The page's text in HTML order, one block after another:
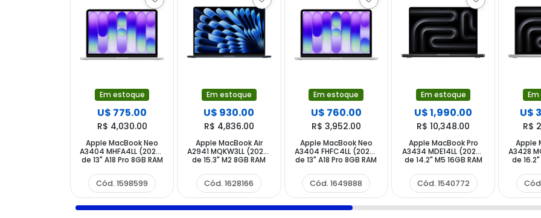
Em estoque
U$ 775.00
R$ 4,030.00
Apple MacBook Neo
A3404 MHFA4LL (2026)
de 13" A18 Pro 8GB RAM
Cód. 1598599
Em estoque
U$ 930.00
R$ 4,836.00
Apple MacBook Air
A2941 MQKW3LL (2023)
de 15.3" M2 8GB RAM
(Activado) (S Lacre)
Cód. 1628166
Em estoque
U$ 760.00
R$ 3,952.00
Apple MacBook Neo
A3404 FHFC4LL (2026)
de 13" A18 Pro 8GB RAM
(CPO)
Cód. 1649888
Em estoque
U$ 1,990.00
R$ 10,348.00
Apple MacBook Pro
A3434 MDE14LL (2025)
de 14.2" M5 16GB RAM
Cód. 1540772
U$
R$
Apple
A3428
de